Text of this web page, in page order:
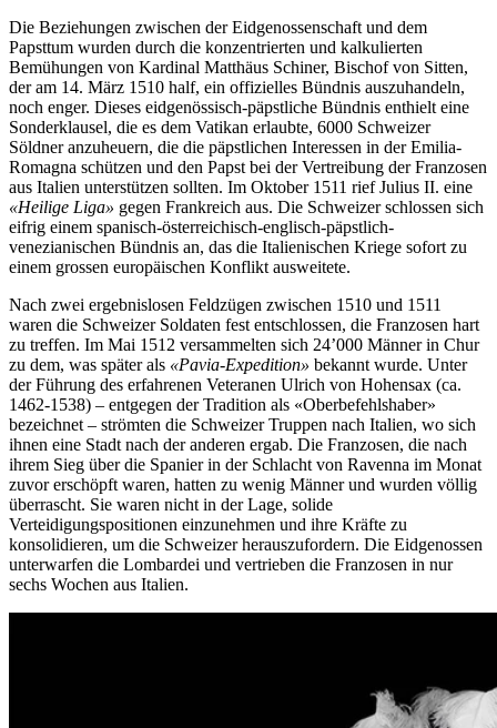
Die Beziehungen zwischen der Eidgenossenschaft und dem
Papsttum wurden durch die konzentrierten und kalkulierten
Bemühungen von Kardinal Matthäus Schiner, Bischof von Sitten,
der am 14. März 1510 half, ein offizielles Bündnis auszuhandeln,
noch enger. Dieses eidgenössisch-päpstliche Bündnis enthielt eine
Sonderklausel, die es dem Vatikan erlaubte, 6000 Schweizer
Söldner anzuheuern, die die päpstlichen Interessen in der Emilia-
Romagna schützen und den Papst bei der Vertreibung der Franzosen
aus Italien unterstützen sollten. Im Oktober 1511 rief Julius II. eine
«Heilige Liga» gegen Frankreich aus. Die Schweizer schlossen sich
eifrig einem spanisch-österreichisch-englisch-päpstlich-
venezianischen Bündnis an, das die Italienischen Kriege sofort zu
einem grossen europäischen Konflikt ausweitete.
Nach zwei ergebnislosen Feldzügen zwischen 1510 und 1511
waren die Schweizer Soldaten fest entschlossen, die Franzosen hart
zu treffen. Im Mai 1512 versammelten sich 24’000 Männer in Chur
zu dem, was später als «Pavia-Expedition» bekannt wurde. Unter
der Führung des erfahrenen Veteranen Ulrich von Hohensax (ca.
1462-1538) – entgegen der Tradition als «Oberbefehlshaber»
bezeichnet – strömten die Schweizer Truppen nach Italien, wo sich
ihnen eine Stadt nach der anderen ergab. Die Franzosen, die nach
ihrem Sieg über die Spanier in der Schlacht von Ravenna im Monat
zuvor erschöpft waren, hatten zu wenig Männer und wurden völlig
überrascht. Sie waren nicht in der Lage, solide
Verteidigungspositionen einzunehmen und ihre Kräfte zu
konsolidieren, um die Schweizer herauszufordern. Die Eidgenossen
unterwarfen die Lombardei und vertrieben die Franzosen in nur
sechs Wochen aus Italien.